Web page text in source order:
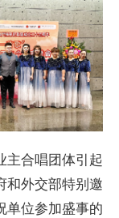
主合唱团体引起
和外交部特别邀
单位参加盛事的